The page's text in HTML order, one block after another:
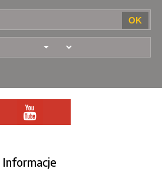
Informacje